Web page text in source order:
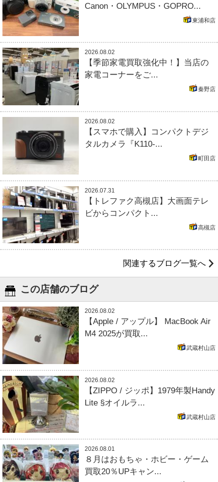
Canon・OLYMPUS・GOPRO...
東浦和店
2026.08.02
【季節家電買取強化中！】当店の
家電コーナーをご...
秦野店
2026.08.02
【スマホで購入】コンパクトデジ
タルカメラ『K110-...
町田店
2026.07.31
【トレファク高槻店】大画面テレ
ビからコンパクト...
高槻店
関連するブログ一覧へ
この店舗のブログ
2026.08.02
【Apple / アップル】 MacBook Air
M4 2025が買取...
武蔵村山店
2026.08.02
【ZIPPO / ジッポ】1979年製Handy
Lite §オイルラ...
武蔵村山店
2026.08.01
８月はおもちゃ・ホビー・ゲーム
買取20％UPキャン...